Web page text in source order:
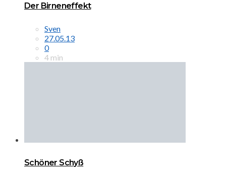
Der Birneneffekt
Sven
27.05.13
0
4 min
Schöner Schyß